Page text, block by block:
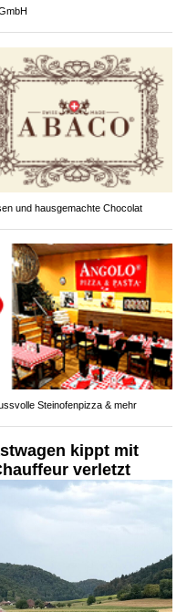
und hausgemachte Chocolat
Steinofenpizza & mehr
kippt mit
verletzt